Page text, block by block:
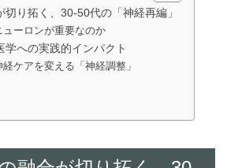
り拓く、30-50代の「神経再編」
ューロンが重要なのか
学への実践的インパクト
ケアを変える「神経調整」